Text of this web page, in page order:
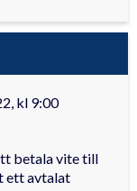
kl 9:00
betala vite till
ett avtalat